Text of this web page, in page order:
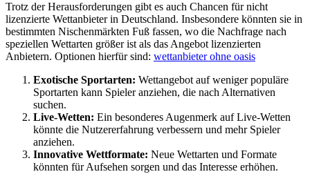
Trotz der Herausforderungen gibt es auch Chancen für nicht
lizenzierte Wettanbieter in Deutschland. Insbesondere könnten sie in
bestimmten Nischenmärkten Fuß fassen, wo die Nachfrage nach
speziellen Wettarten größer ist als das Angebot lizenzierten
Anbietern. Optionen hierfür sind: wettanbieter ohne oasis
Exotische Sportarten: Wettangebot auf weniger populäre
Sportarten kann Spieler anziehen, die nach Alternativen
suchen.
Live-Wetten: Ein besonderes Augenmerk auf Live-Wetten
könnte die Nutzererfahrung verbessern und mehr Spieler
anziehen.
Innovative Wettformate: Neue Wettarten und Formate
könnten für Aufsehen sorgen und das Interesse erhöhen.